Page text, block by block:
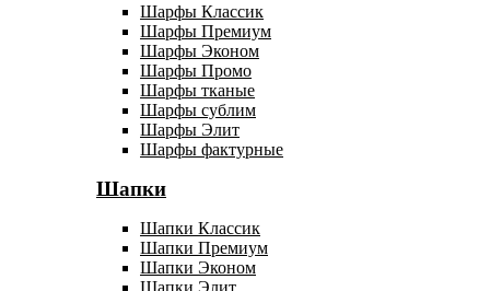
Шарфы Классик
Шарфы Премиум
Шарфы Эконом
Шарфы Промо
Шарфы тканые
Шарфы сублим
Шарфы Элит
Шарфы фактурные
Шапки
Шапки Классик
Шапки Премиум
Шапки Эконом
Шапки Элит